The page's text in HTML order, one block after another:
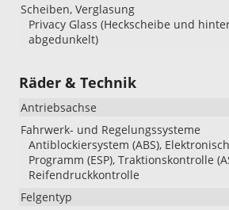
Scheiben, Verglasung
Privacy Glass (Heckscheibe und
abgedunkelt)
Räder & Technik
Antriebsachse
Fahrwerk- und Regelungssysteme
Antiblockiersystem (ABS),
Programm (ESP), Traktionskontrolle
Reifendruckkontrolle
Felgentyp